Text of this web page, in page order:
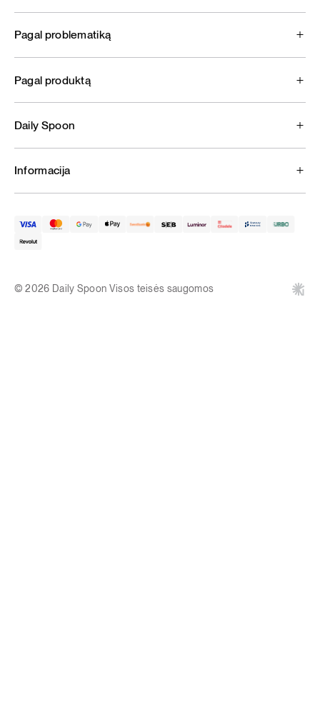
Pagal problematiką
Pagal produktą
Daily Spoon
Informacija
© 2026 Daily Spoon Visos teisės saugomos